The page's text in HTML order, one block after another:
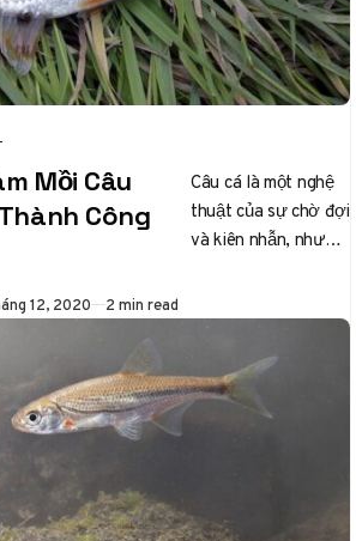
Mồi Câu
Công
Câu cá là một nghệ
thuật của sự chờ đợi
và kiên nhẫn, nhưng
12, 2020 2 min read